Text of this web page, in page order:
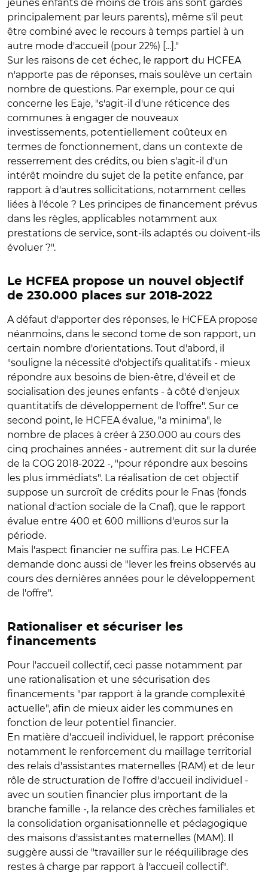
jeunes enfants de moins de trois ans sont gardés
principalement par leurs parents), même s'il peut
être combiné avec le recours à temps partiel à un
autre mode d'accueil (pour 22%) [...]."
Sur les raisons de cet échec, le rapport du HCFEA
n'apporte pas de réponses, mais soulève un certain
nombre de questions. Par exemple, pour ce qui
concerne les Eaje, "s'agit-il d'une réticence des
communes à engager de nouveaux
investissements, potentiellement coûteux en
termes de fonctionnement, dans un contexte de
resserrement des crédits, ou bien s'agit-il d'un
intérêt moindre du sujet de la petite enfance, par
rapport à d'autres sollicitations, notamment celles
liées à l'école ? Les principes de financement prévus
dans les règles, applicables notamment aux
prestations de service, sont-ils adaptés ou doivent-ils
évoluer ?".
Le HCFEA propose un nouvel objectif
de 230.000 places sur 2018-2022
A défaut d'apporter des réponses, le HCFEA propose
néanmoins, dans le second tome de son rapport, un
certain nombre d'orientations. Tout d'abord, il
"souligne la nécessité d'objectifs qualitatifs - mieux
répondre aux besoins de bien-être, d'éveil et de
socialisation des jeunes enfants - à côté d'enjeux
quantitatifs de développement de l'offre". Sur ce
second point, le HCFEA évalue, "a minima", le
nombre de places à créer à 230.000 au cours des
cinq prochaines années - autrement dit sur la durée
de la COG 2018-2022 -, "pour répondre aux besoins
les plus immédiats". La réalisation de cet objectif
suppose un surcroît de crédits pour le Fnas (fonds
national d'action sociale de la Cnaf), que le rapport
évalue entre 400 et 600 millions d'euros sur la
période.
Mais l'aspect financier ne suffira pas. Le HCFEA
demande donc aussi de "lever les freins observés au
cours des dernières années pour le développement
de l'offre".
Rationaliser et sécuriser les
financements
Pour l'accueil collectif, ceci passe notamment par
une rationalisation et une sécurisation des
financements "par rapport à la grande complexité
actuelle", afin de mieux aider les communes en
fonction de leur potentiel financier.
En matière d'accueil individuel, le rapport préconise
notamment le renforcement du maillage territorial
des relais d'assistantes maternelles (RAM) et de leur
rôle de structuration de l'offre d'accueil individuel -
avec un soutien financier plus important de la
branche famille -, la relance des crèches familiales et
la consolidation organisationnelle et pédagogique
des maisons d'assistantes maternelles (MAM). Il
suggère aussi de "travailler sur le rééquilibrage des
restes à charge par rapport à l'accueil collectif".